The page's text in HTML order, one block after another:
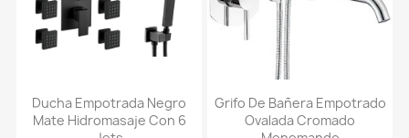
Ducha Empotrada Negro
Mate Hidromasaje Con 6
Grifo De Bañera Empotrado
Ovalada Cromado